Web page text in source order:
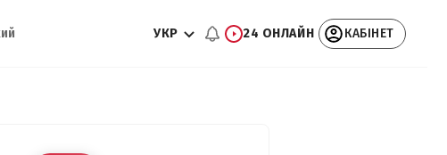
УКР 24 ОНЛАЙН КАБІНЕТ